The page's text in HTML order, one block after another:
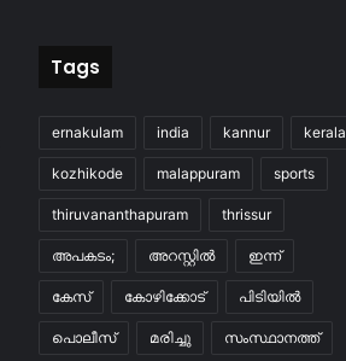
Tags
ernakulam india kannur kerala
kozhikode malappuram sports
thiruvananthapuram thrissur
അപകടം; അറസ്റ്റിൽ ഇന്ന്
കേസ് കോഴിക്കോട് പിടിയിൽ
പൊലീസ് മരിച്ചു സംസ്ഥാനത്ത്